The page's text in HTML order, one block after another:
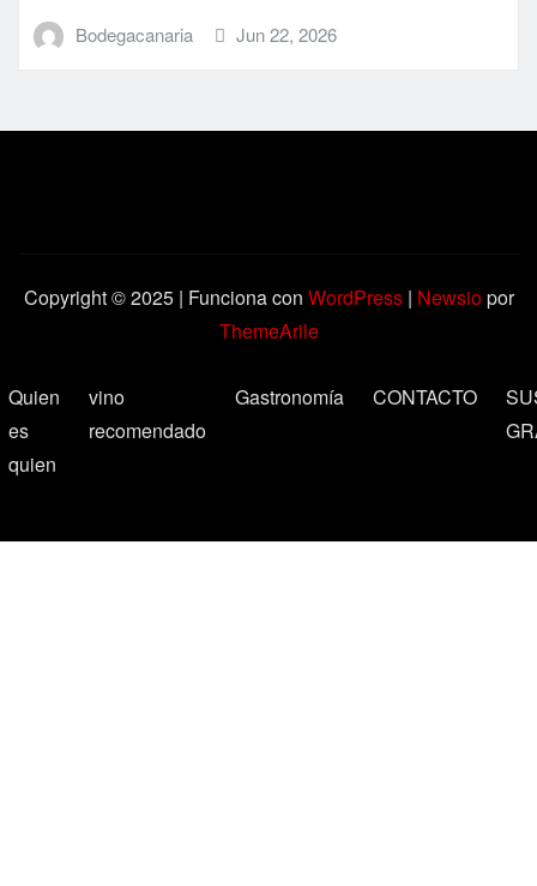
Bodegacanaria Jun 22, 2026
Copyright © 2025 | Funciona con WordPress | Newsiopor
ThemeArile
Quien
es
quien
vino
recomendado
Gastronomía CONTACTO